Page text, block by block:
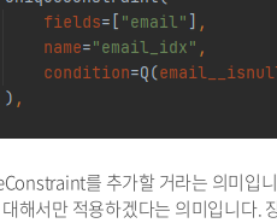
를 추가할 거라는 의미
서만 적용하겠다는 의미입니다.